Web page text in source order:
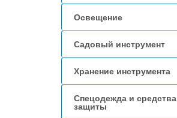
Освещение
Садовый инструмент
Хранение инструмента
Спецодежда и средства
защиты